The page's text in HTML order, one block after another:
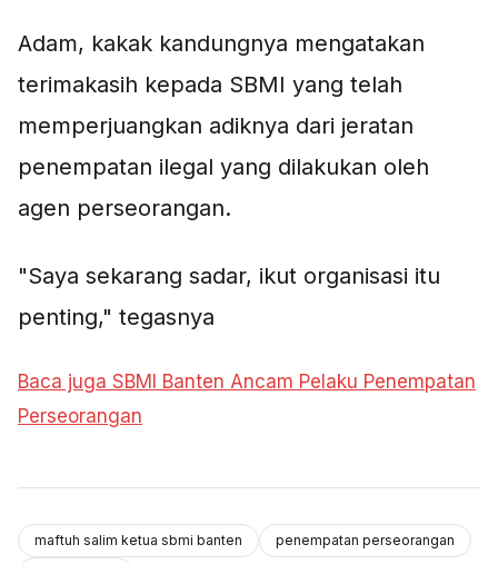
Adam, kakak kandungnya mengatakan
terimakasih kepada SBMI yang telah
memperjuangkan adiknya dari jeratan
penempatan ilegal yang dilakukan oleh
agen perseorangan.
"Saya sekarang sadar, ikut organisasi itu
penting," tegasnya
Baca juga SBMI Banten Ancam Pelaku Penempatan
Perseorangan
maftuh salim ketua sbmi banten
penempatan perseorangan